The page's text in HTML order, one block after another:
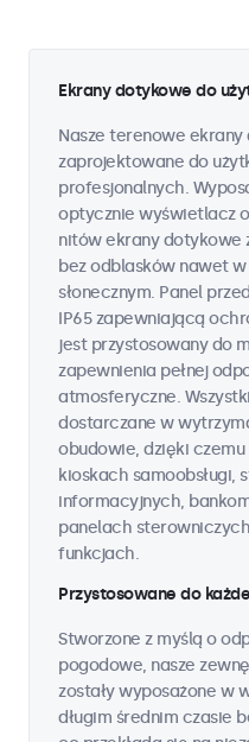
Ekrany dotykowe do
Nasze terenowe ekrany
zaprojektowane do
profesjonalnych.
optycznie wyświetlacz
nitów ekrany dotykowe
bez odblasków nawet
słonecznym. Panel
IP65 zapewniającą
jest przystosowany do
zapewnienia pełnej
atmosferyczne.
dostarczane w
obudowie, dzięki
kioskach samoobsługi,
informacyjnych,
panelach
funkcjach.
Przystosowane do
Stworzone z myślą o
pogodowe, nasze
zostały wyposażone w
długim średnim czasie